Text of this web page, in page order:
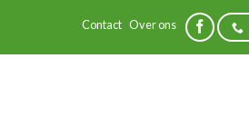
Contact| Over ons|